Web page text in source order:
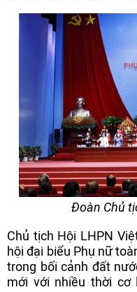
Đoàn Chủ
Chủ tịch Hội LHPN
hội đại biểu Phụ nữ
trong bối cảnh đất
mới với nhiều thời cơ